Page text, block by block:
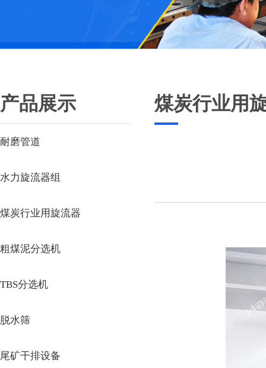
产品展示
耐磨管道
水力旋流器组
煤炭行业用旋流器
粗煤泥分选机
TBS分选机
脱水筛
尾矿干排设备
煤炭行业用